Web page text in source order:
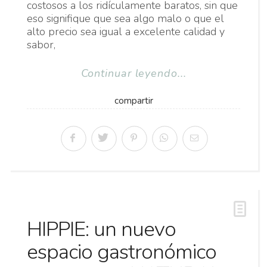
costosos a los ridículamente baratos, sin que
eso signifique que sea algo malo o que el
alto precio sea igual a excelente calidad y
sabor,
Continuar leyendo...
compartir
HIPPIE: un nuevo
espacio gastronómico